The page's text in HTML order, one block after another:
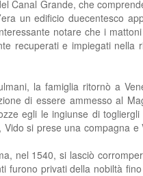
Canal Grande, che
un edificio duecentesco
notare che i mattoni
recuperati e impiegati nella
la famiglia ritornò a
di essere ammesso al
egli le ingiunse di
si prese una compagna e
nel 1540, si lasciò
furono privati della nobiltà